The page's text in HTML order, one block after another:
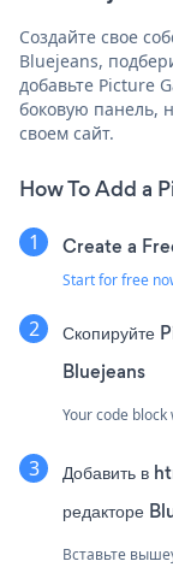
Создайте свое
Bluejeans,
добавьте Picture
боковую панель,
своем сайт.
How To Add a
Create a
Start for free
Скопируйте
Bluejeans
Your code
Добавить в
редакторе
Вставьте